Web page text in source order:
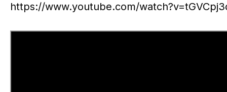
https://www.youtube.com/